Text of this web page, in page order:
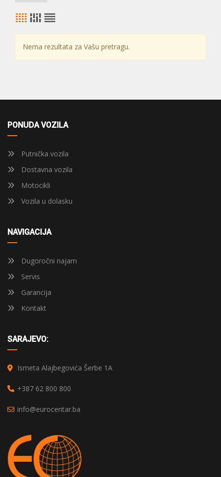
Nema rezultata za Vašu pretragu.
PONUDA VOZILA
Putnička vozila
Dostavna vozila
Motocikli
Vozila u dolasku
NAVIGACIJA
Dugoročni najam
Servis
Garancija
Kontakt
SARAJEVO:
Ismeta Alajbegovića Šerbe 1A
+387 62 800 800
info@eurocentar.ba